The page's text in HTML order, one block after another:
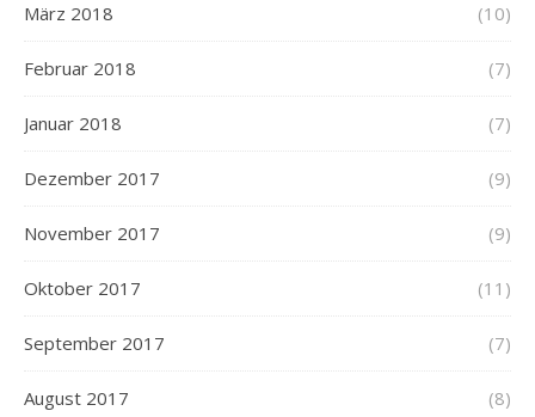
März 2018 (10)
Februar 2018 (7)
Januar 2018 (7)
Dezember 2017 (9)
November 2017 (9)
Oktober 2017 (11)
September 2017 (7)
August 2017 (8)